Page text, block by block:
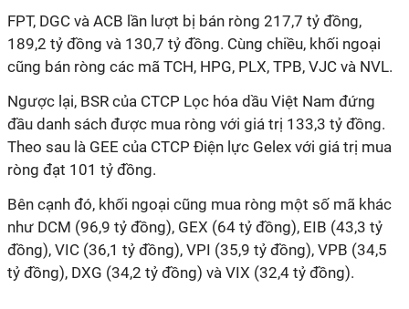
FPT, DGC và ACB lần lượt bị bán ròng 217,7 tỷ đồng,
189,2 tỷ đồng và 130,7 tỷ đồng. Cùng chiều, khối ngoại
cũng bán ròng các mã TCH, HPG, PLX, TPB, VJC và NVL.
Ngược lại, BSR của CTCP Lọc hóa dầu Việt Nam đứng
đầu danh sách được mua ròng với giá trị 133,3 tỷ đồng.
Theo sau là GEE của CTCP Điện lực Gelex với giá trị mua
ròng đạt 101 tỷ đồng.
Bên cạnh đó, khối ngoại cũng mua ròng một số mã khác
như DCM (96,9 tỷ đồng), GEX (64 tỷ đồng), EIB (43,3 tỷ
đồng), VIC (36,1 tỷ đồng), VPI (35,9 tỷ đồng), VPB (34,5
tỷ đồng), DXG (34,2 tỷ đồng) và VIX (32,4 tỷ đồng).